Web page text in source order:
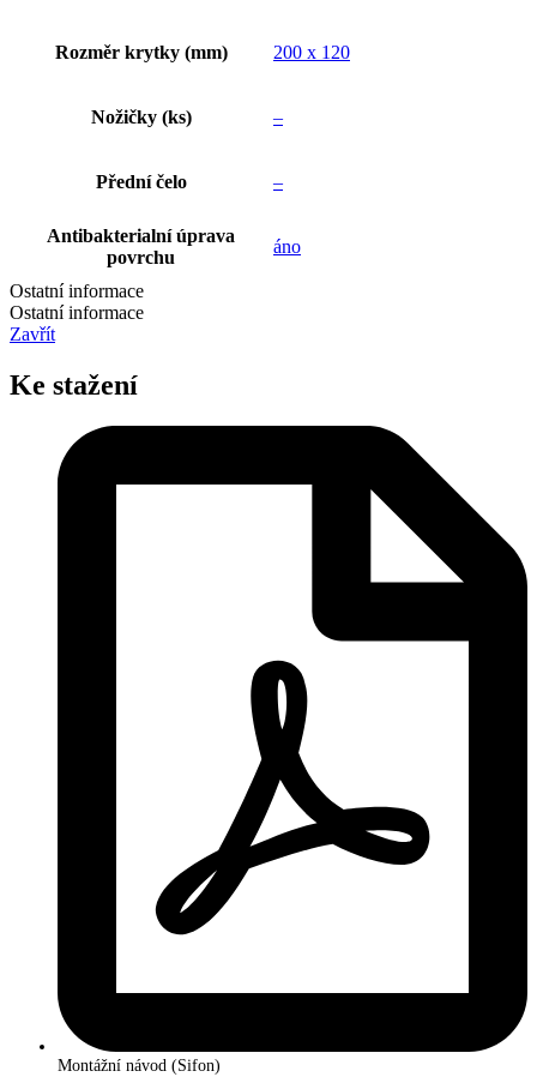
Rozměr krytky (mm) 200 x 120
Nožičky (ks) –
Přední čelo –
Antibakterialní úprava
povrchu
áno
Ostatní informace
Ostatní informace
Zavřít
Ke stažení
Montážní návod (Sifon)